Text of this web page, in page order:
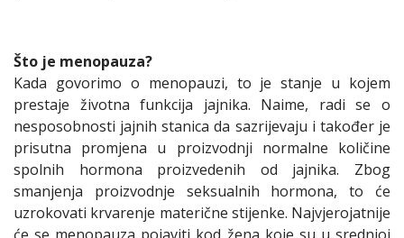
Što je menopauza?
Kada govorimo o menopauzi, to je stanje u kojem
prestaje životna funkcija jajnika. Naime, radi se o
nesposobnosti jajnih stanica da sazrijevaju i također je
prisutna promjena u proizvodnji normalne količine
spolnih hormona proizvedenih od jajnika. Zbog
smanjenja proizvodnje seksualnih hormona, to će
uzrokovati krvarenje materične stijenke. Najvjerojatnije